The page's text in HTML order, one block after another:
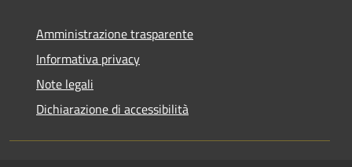
Amministrazione trasparente
Informativa privacy
Note legali
Dichiarazione di accessibilità